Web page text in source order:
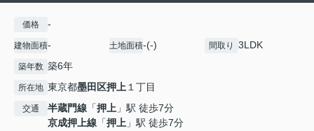
価格 -
建物面積- 土地面積-(-) 間取り 3LDK
築年数 築6年
所在地 東京都墨田区押上１丁目
交通 半蔵門線 「押上 」駅 徒歩7分
京成押上線 「押上 」駅 徒歩7分